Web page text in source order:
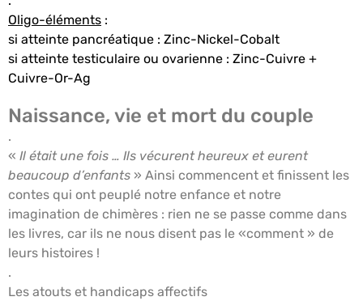
Oligo-éléments :
si atteinte pancréatique : Zinc-Nickel-Cobalt
si atteinte testiculaire ou ovarienne : Zinc-Cuivre +
Cuivre-Or-Ag
Naissance, vie et mort du couple
.
« Il était une fois … Ils vécurent heureux et eurent
beaucoup d’enfants » Ainsi commencent et finissent les
contes qui ont peuplé notre enfance et notre
imagination de chimères : rien ne se passe comme dans
les livres, car ils ne nous disent pas le «comment » de
leurs histoires !
.
Les atouts et handicaps affectifs